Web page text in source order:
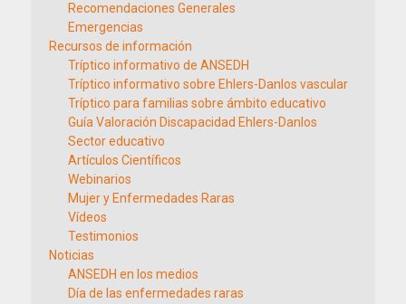
Recomendaciones Generales
Emergencias
Recursos de información
Tríptico informativo de ANSEDH
Tríptico informativo sobre Ehlers-Danlos vascular
Tríptico para familias sobre ámbito educativo
Guía Valoración Discapacidad Ehlers-Danlos
Sector educativo
Artículos Científicos
Webinarios
Mujer y Enfermedades Raras
Vídeos
Testimonios
Noticias
ANSEDH en los medios
Día de las enfermedades raras